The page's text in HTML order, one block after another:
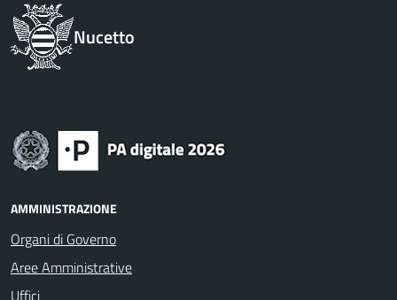
Nucetto
AMMINISTRAZIONE
Organi di Governo
Aree Amministrative
Uffici